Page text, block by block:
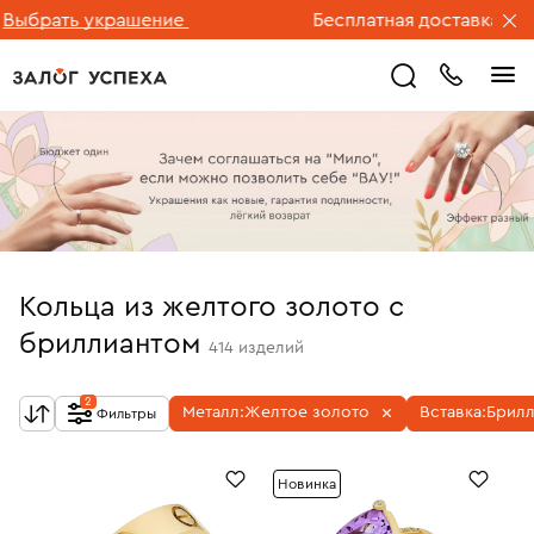
украшение Бесплатная доставка
Кольца из желтого золото с
бриллиантом 414 изделий
Фильтры
2
Металл:Желтое золото Вставка:
Новинка